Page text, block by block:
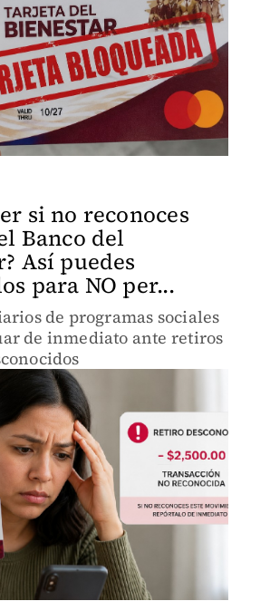
si no reconoces
Banco del
Así puedes
para NO per...
de programas sociales
de inmediato ante retiros